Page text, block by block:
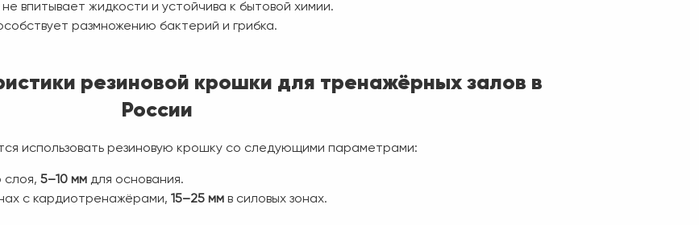
впитывает жидкости и устойчива к бытовой химии.
размножению бактерий и грибка.
резиновой крошки для тренажёрных залов в
России
использовать резиновую крошку со следующими параметрами:
слоя, 5–10 мм для основания.
с кардиотренажёрами, 15–25 мм в силовых зонах.